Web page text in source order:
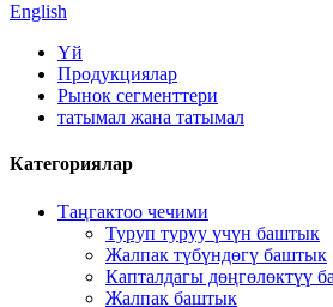
English
Үй
Продукциялар
Рынок сегменттери
татымал жана татымал
Категориялар
Таңгактоо чечими
Туруп туруу үчүн баштык
Жалпак түбүндөгү баштык
Капталдагы дөңгөлөктүү
Жалпак баштык